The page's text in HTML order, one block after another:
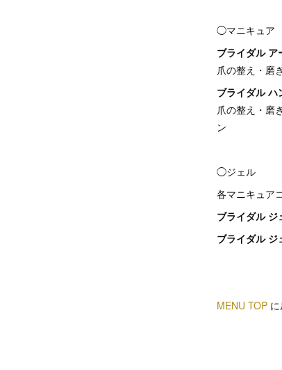
◯マニキュア
ブライダル
爪の整え・磨
ブライダル
爪の整え・磨
ン
◯ジェル
各マニキュア
ブライダル
ブライダル
MENU TOP